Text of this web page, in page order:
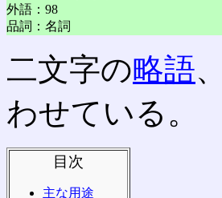
外語：98
品詞：名詞
二文字の略語、
わせている。
目次
主な用途